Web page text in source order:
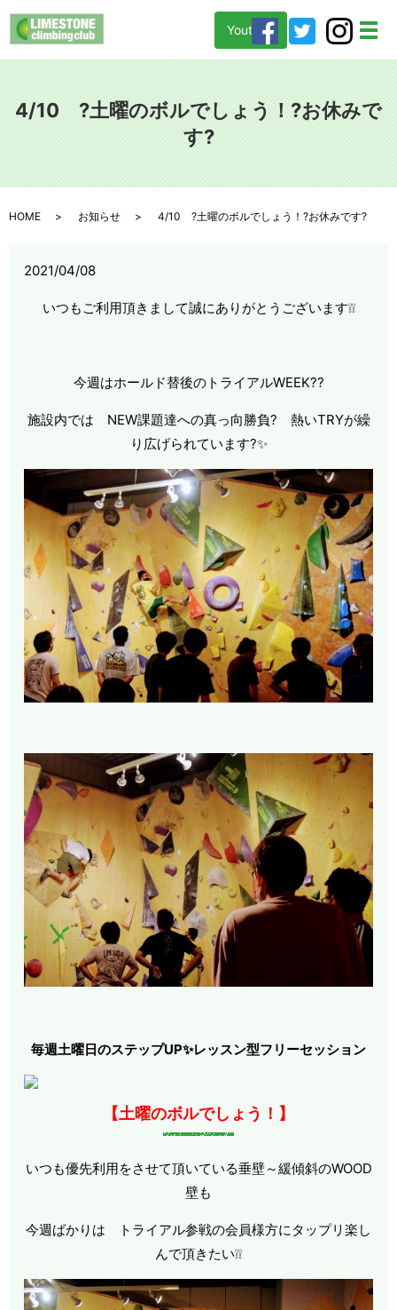
メ
Youtube
4/10 ?土曜のボルでしょう！?お休みで
す?
HOME お知らせ 4/10 ?土曜のボルでしょう！?お休みです?
2021/04/08
いつもご利用頂きまして誠にありがとうございます❕❕
今週はホールド替後のトライアルWEEK??
施設内では NEW課題達への真っ向勝負? 熱いTRYが繰
り広げられています?✨
毎週土曜日のステップUP✨レッスン型フリーセッション
【土曜のボルでしょう！】
いつも優先利用をさせて頂いている垂壁～緩傾斜のWOOD
壁も
今週ばかりは トライアル参戦の会員様方にタップリ楽し
んで頂きたい❕❕